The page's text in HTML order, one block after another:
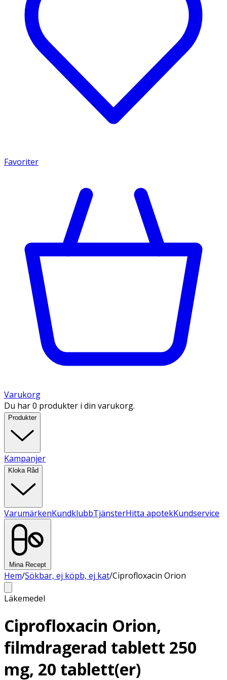
Favoriter
Varukorg
Du har 0 produkter i din varukorg.
Produkter
Kampanjer
Kloka Råd
VarumärkenKundklubbTjänsterHitta apotekKundservice
Mina Recept
Hem/Sökbar, ej köpb, ej kat/Ciprofloxacin Orion
Läkemedel
Ciprofloxacin Orion,
filmdragerad tablett 250
mg, 20 tablett(er)